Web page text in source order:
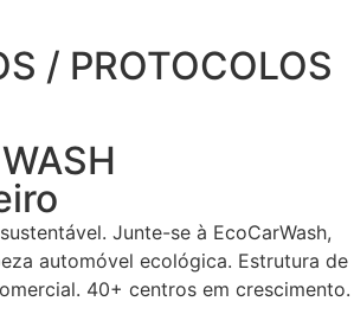
/ PROTOCOLOS
Junte-se à EcoCarWash,
automóvel ecológica. Estrutura de
40+ centros em crescimento.